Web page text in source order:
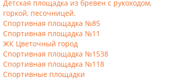
Детская площадка из бревен с рукоходом,
горкой, песочницей.
Спортивная площадка №85
Спортивная площадка №11
ЖК Цветочный город
Спортивная площадка №1538
Спортивная площадка №118
Спортивные площадки